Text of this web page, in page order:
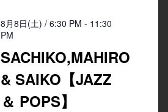
8月8日(土) / 6:30 PM - 11:30
PM
SACHIKO,MAHIRO
& SAIKO【JAZZ
＆ POPS】